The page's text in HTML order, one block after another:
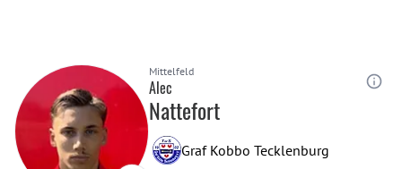
Mittelfeld
Alec
Nattefort
Graf Kobbo Tecklenburg